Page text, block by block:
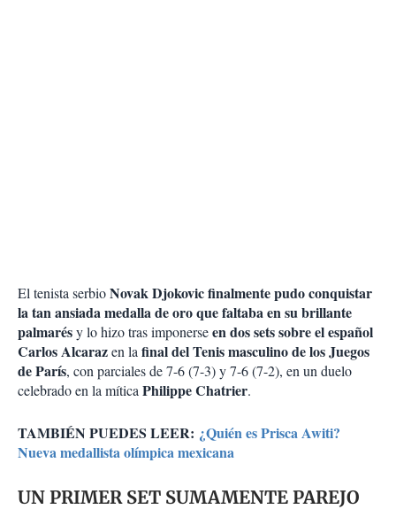
El tenista serbioNovak Djokovic finalmente pudo conquistar
la tan ansiada medalla de oro que faltaba en su brillante
palmarésy lo hizo tras imponerseen dos sets sobre el español
Carlos Alcarazen lafinal del Tenis masculino de los Juegos
de París, con parciales de 7-6 (7-3) y 7-6 (7-2), en un duelo
celebrado en la míticaPhilippe Chatrier.
TAMBIÉN PUEDES LEER: ¿Quién es Prisca Awiti?
Nueva medallista olímpica mexicana
UN PRIMER SET SUMAMENTE PAREJO